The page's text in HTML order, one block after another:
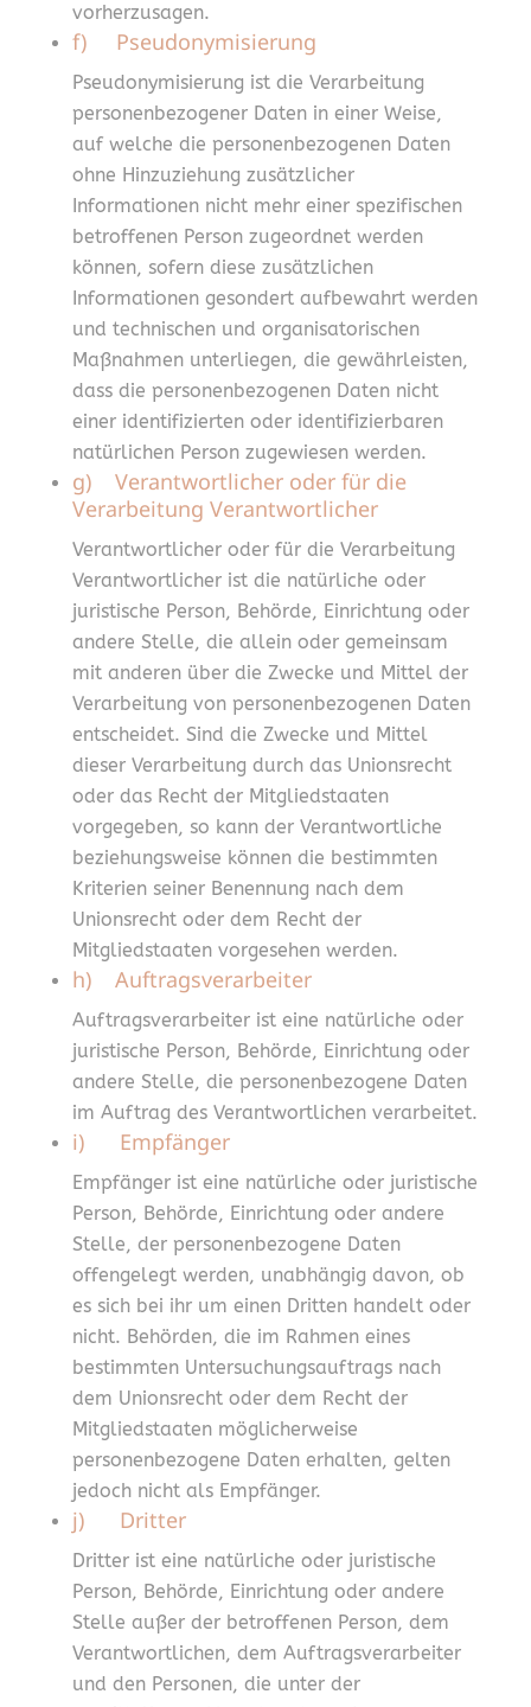
vorherzusagen.
f) Pseudonymisierung
Pseudonymisierung ist die Verarbeitung
personenbezogener Daten in einer Weise,
auf welche die personenbezogenen Daten
ohne Hinzuziehung zusätzlicher
Informationen nicht mehr einer spezifischen
betroffenen Person zugeordnet werden
können, sofern diese zusätzlichen
Informationen gesondert aufbewahrt werden
und technischen und organisatorischen
Maßnahmen unterliegen, die gewährleisten,
dass die personenbezogenen Daten nicht
einer identifizierten oder identifizierbaren
natürlichen Person zugewiesen werden.
g) Verantwortlicher oder für die
Verarbeitung Verantwortlicher
Verantwortlicher oder für die Verarbeitung
Verantwortlicher ist die natürliche oder
juristische Person, Behörde, Einrichtung oder
andere Stelle, die allein oder gemeinsam
mit anderen über die Zwecke und Mittel der
Verarbeitung von personenbezogenen Daten
entscheidet. Sind die Zwecke und Mittel
dieser Verarbeitung durch das Unionsrecht
oder das Recht der Mitgliedstaaten
vorgegeben, so kann der Verantwortliche
beziehungsweise können die bestimmten
Kriterien seiner Benennung nach dem
Unionsrecht oder dem Recht der
Mitgliedstaaten vorgesehen werden.
h) Auftragsverarbeiter
Auftragsverarbeiter ist eine natürliche oder
juristische Person, Behörde, Einrichtung oder
andere Stelle, die personenbezogene Daten
im Auftrag des Verantwortlichen verarbeitet.
i) Empfänger
Empfänger ist eine natürliche oder juristische
Person, Behörde, Einrichtung oder andere
Stelle, der personenbezogene Daten
offengelegt werden, unabhängig davon, ob
es sich bei ihr um einen Dritten handelt oder
nicht. Behörden, die im Rahmen eines
bestimmten Untersuchungsauftrags nach
dem Unionsrecht oder dem Recht der
Mitgliedstaaten möglicherweise
personenbezogene Daten erhalten, gelten
jedoch nicht als Empfänger.
j) Dritter
Dritter ist eine natürliche oder juristische
Person, Behörde, Einrichtung oder andere
Stelle außer der betroffenen Person, dem
Verantwortlichen, dem Auftragsverarbeiter
und den Personen, die unter der